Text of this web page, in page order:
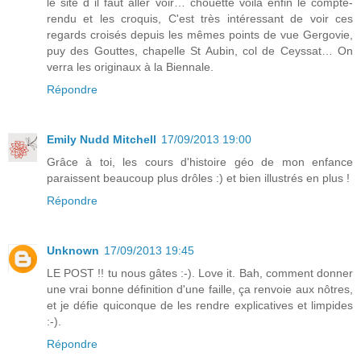
rendu et les croquis, C'est très intéressant de voir ces
regards croisés depuis les mêmes points de vue Gergovie,
puy des Gouttes, chapelle St Aubin, col de Ceyssat… On
verra les originaux à la Biennale.
Répondre
Emily Nudd Mitchell 17/09/2013 19:00
Grâce à toi, les cours d'histoire géo de mon enfance
paraissent beaucoup plus drôles :) et bien illustrés en plus !
Répondre
Unknown 17/09/2013 19:45
LE POST !! tu nous gâtes :-). Love it. Bah, comment donner
une vrai bonne définition d'une faille, ça renvoie aux nôtres,
et je défie quiconque de les rendre explicatives et limpides
:-).
Répondre